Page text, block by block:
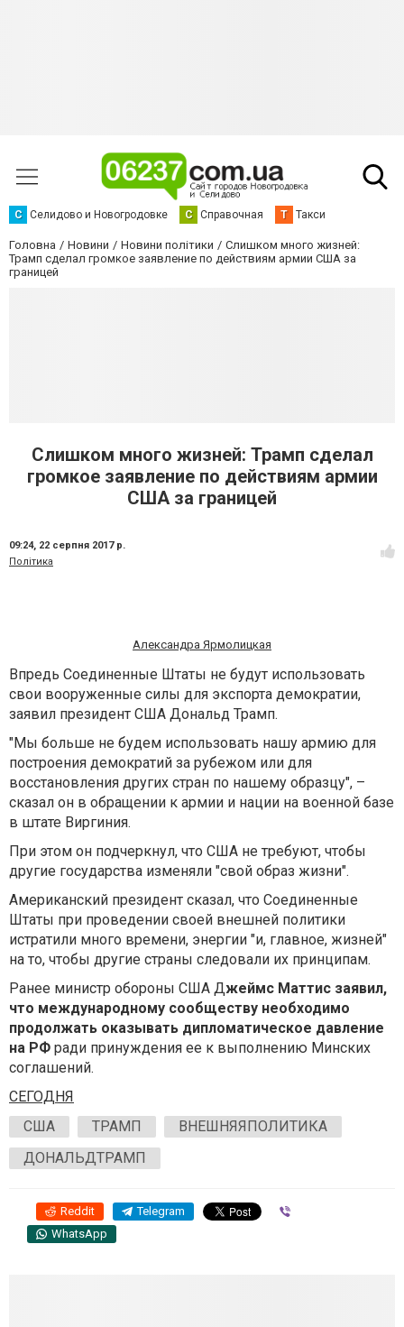
С Селидово и Новогродовке С Справочная Т Такси
Головна Новини Новини політики
Слишком много жизней:
Трамп сделал громкое заявление по действиям армии США за
границей
Слишком много жизней: Трамп сделал
громкое заявление по действиям армии
США за границей
09:24, 22 серпня 2017 р.
Політика
Александра Ярмолицкая
Впредь Соединенные Штаты не будут использовать
свои вооруженные силы для экспорта демократии,
заявил президент США Дональд Трамп.
"Мы больше не будем использовать нашу армию для
построения демократий за рубежом или для
восстановления других стран по нашему образцу", –
сказал он в обращении к армии и нации на военной базе
в штате Виргиния.
При этом он подчеркнул, что США не требуют, чтобы
другие государства изменяли "свой образ жизни".
Американский президент сказал, что Соединенные
Штаты при проведении своей внешней политики
истратили много времени, энергии "и, главное, жизней"
на то, чтобы другие страны следовали их принципам.
Ранее министр обороны США Джеймс Маттис заявил,
что международному сообществу необходимо
продолжать оказывать дипломатическое давление
на РФ ради принуждения ее к выполнению Минских
соглашений.
СЕГОДНЯ
США
ТРАМП
ВНЕШНЯЯПОЛИТИКА
ДОНАЛЬДТРАМП
Reddit Telegram
WhatsApp